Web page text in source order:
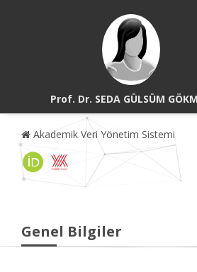
Prof. Dr. SEDA GÜLSÜM
Akademik Veri Yönetim Sistemi
Genel Bilgiler